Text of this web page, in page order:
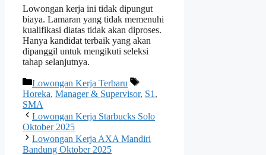
Lowongan kerja ini tidak dipungut
biaya. Lamaran yang tidak memenuhi
kualifikasi diatas tidak akan diproses.
Hanya kandidat terbaik yang akan
dipanggil untuk mengikuti seleksi
tahap selanjutnya.
Kategori
Lowongan Kerja Terbaru
Tag
Horeka, Manager & Supervisor, S1 ,
SMA
Lowongan Kerja Starbucks Solo
Oktober 2025
Lowongan Kerja AXA Mandiri
Bandung Oktober 2025